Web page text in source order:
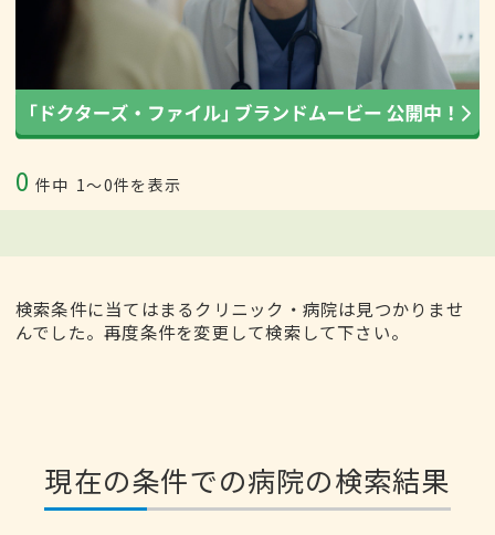
0 件中 1〜0件を表示
検索条件に当てはまるクリニック・病院は見つかりませ
んでした。再度条件を変更して検索して下さい。
現在の条件での病院の検索結果